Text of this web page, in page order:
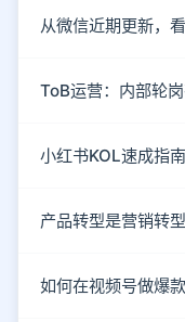
从微信近期更新，
ToB运营：内部轮岗
小红书KOL速成指
产品转型是营销转
如何在视频号做爆款